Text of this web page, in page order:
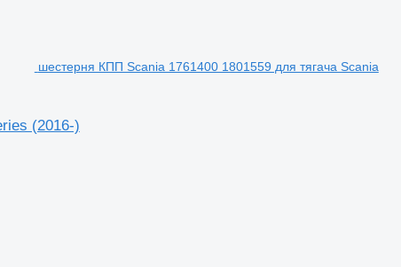
шестерня КПП Scania 1761400 1801559 для тягача Scania
(2016-)